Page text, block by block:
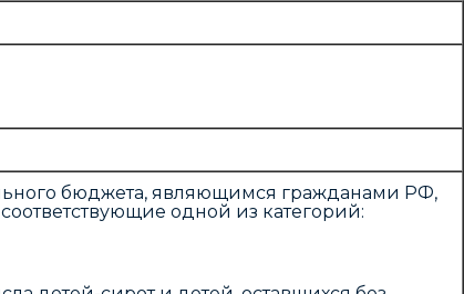
бюджета, являющимся гражданами РФ,
одной из категорий: